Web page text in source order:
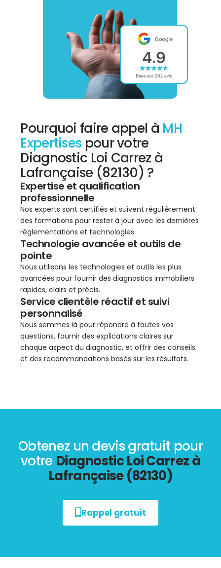
Pourquoi faire appel à MH
Expertises pour votre
Diagnostic Loi Carrez à
Lafrançaise (82130) ?
Expertise et qualification
professionnelle
Nos experts sont certifiés et suivent régulièrement
des formations pour rester à jour avec les dernières
réglementations et technologies.
Technologie avancée et outils de
pointe
Nous utilisons les technologies et outils les plus
avancées pour fournir des diagnostics immobiliers
rapides, clairs et précis.
Service clientèle réactif et suivi
personnalisé
Nous sommes là pour répondre à toutes vos
questions, fournir des explications claires sur
chaque aspect du diagnostic, et offrir des conseils
et des recommandations basés sur les résultats.
Obtenez un devis gratuit pour
votre Diagnostic Loi Carrez à
Lafrançaise (82130)
Rappel gratuit